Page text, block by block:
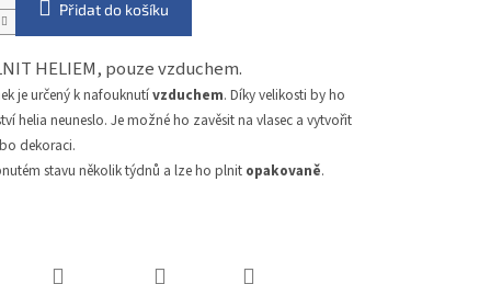
Přidat do košíku
HELIEM, pouze vzduchem.
je určený k nafouknutívzduchem. Díky velikosti by ho
helia neuneslo. Je možné ho zavěsit na vlasec a vytvořit
dekoraci.
stavu několik týdnů a lze ho plnit opakovaně.